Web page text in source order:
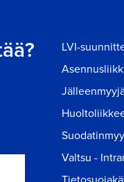
LVI-
Valtsu -